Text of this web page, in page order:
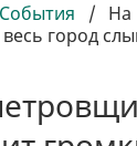
События / На
город